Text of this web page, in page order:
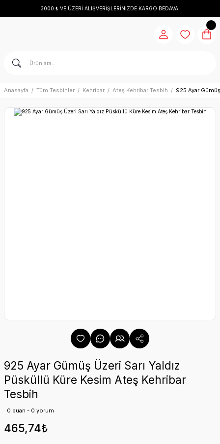
3000 ₺ VE ÜZERİ ALIŞVERİŞLERİNİZDE KARGO BEDAVA!
Anasayfa Tüm Tesbihler Kehribar Ateş Kehribar Tesbih 925 Ayar
925 Ayar Gümüş Üzeri Sarı Yaldız
Püsküllü Küre Kesim Ateş Kehribar
Tesbih
0 puan - 0 yorum
465,74₺